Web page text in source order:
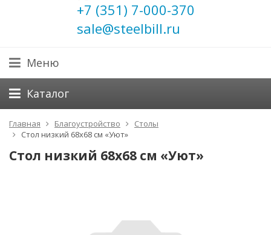
+7 (351) 7-000-370
sale@steelbill.ru
Меню
Каталог
Главная Благоустройство
Столы
Стол низкий 68x68 см «Уют»
Стол низкий 68x68 см «Уют»